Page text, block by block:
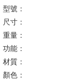
型號：
尺寸：
重量：
功能：
材質：
顏色：